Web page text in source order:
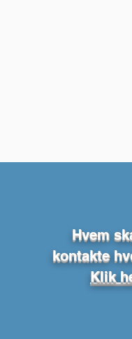
Hvem
kontakte
Klik